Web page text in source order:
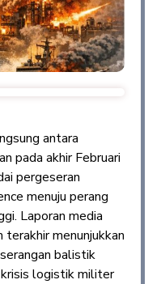
antara
pada akhir Februari
pergeseran
menuju perang
Laporan media
menunjukkan
balistik
logistik militer